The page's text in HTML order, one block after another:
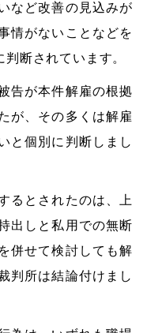
など改善の見込みが
情がないことなどを
断されています。
告が本件解雇の根拠
が、その多くは解雇
と個別に判断しまし
るとされたのは、上
出しと私用での無断
併せて検討しても解
判所は結論付けまし